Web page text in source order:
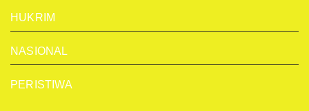
HUKRIM
NASIONAL
PERISTIWA